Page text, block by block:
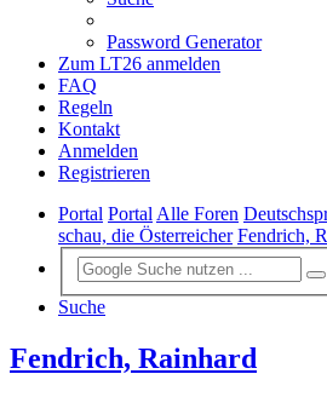
Password Generator
Zum LT26 anmelden
FAQ
Regeln
Kontakt
Anmelden
Registrieren
Portal PortalAlle Foren
schau, die Österreicher Fendrich,
Suche
Fendrich, Rainhard